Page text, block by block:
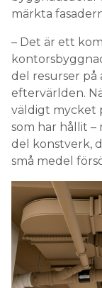
märkta
– Det är ett
del resurser på
eftervärlden.
väldigt mycket
som har hållit –
del konstverk,
små medel